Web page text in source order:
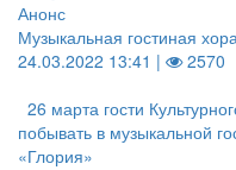
Анонс
Музыкальная гостиная
24.03.2022 13:41 |
2570
26 марта гости
побывать в музыкальной
«Глория»